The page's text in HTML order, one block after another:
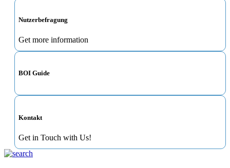
Nutzerbefragung
Get more information
BOI Guide
Kontakt
Get in Touch with Us!